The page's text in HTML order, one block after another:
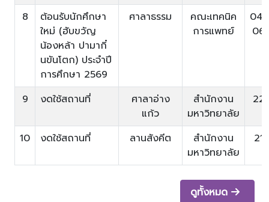
8
ต้อนรับนักศึกษา
ใหม่ (ฮับขวัญ
น้องหล้า ปามากิ๋
นขันโตก) ประจำปี
การศึกษา 2569
ศาลาธรรม
คณะเทคนิค
การแพทย์
9 งดใช้สถานที่
ศาลาอ่าง
แก้ว
สำนักงาน
มหาวิทยาลัย
10 งดใช้สถานที่ ลานสังคีต
สำนักงาน
มหาวิทยาลัย
ดูทั้งหมด